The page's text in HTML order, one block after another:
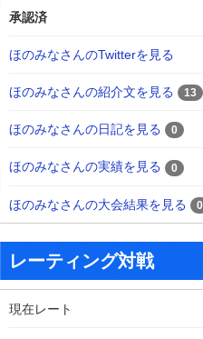
承認済
ほのみなさんのTwitterを見る
ほのみなさんの紹介文を見る 13
ほのみなさんの日記を見る 0
ほのみなさんの実績を見る 0
ほのみなさんの大会結果を見る 0
レーティング対戦
現在レート